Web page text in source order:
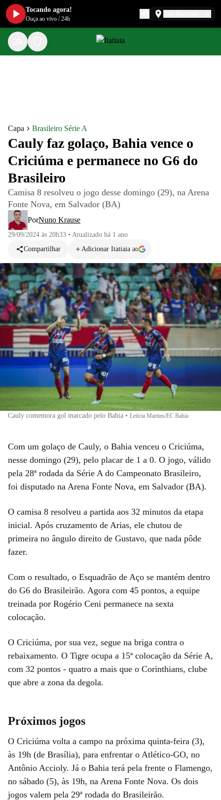
Capa Brasileiro Série A
Cauly faz golaço, Bahia vence o
Criciúma e permanece no G6 do
Brasileiro
Camisa 8 resolveu o jogo desse domingo (29), na Arena
Fonte Nova, em Salvador (BA)
PorNuno Krause
29/09/2024 às 20h33 • Atualizado há 1 ano
Compartilhar
Adicionar Itatiaia ao
Cauly comemora gol marcado pelo Bahia • Letícia Martins/EC Bahia
Com um golaço de Cauly, o Bahia venceu o Criciúma,
nesse domingo (29), pelo placar de 1 a 0. O jogo, válido
pela 28ª rodada da Série A do Campeonato Brasileiro,
foi disputado na Arena Fonte Nova, em Salvador (BA).
O camisa 8 resolveu a partida aos 32 minutos da etapa
inicial. Após cruzamento de Arias, ele chutou de
primeira no ângulo direito de Gustavo, que nada pôde
fazer.
Com o resultado, o Esquadrão de Aço se mantém dentro
do G6 do Brasileirão. Agora com 45 pontos, a equipe
treinada por Rogério Ceni permanece na sexta
colocação.
O Criciúma, por sua vez, segue na briga contra o
rebaixamento. O Tigre ocupa a 15ª colocação da Série A,
com 32 pontos - quatro a mais que o Corinthians, clube
que abre a zona da degola.
Próximos jogos
O Criciúma volta a campo na próxima quinta-feira (3),
às 19h (de Brasília), para enfrentar o Atlético-GO, no
Antônio Accioly. Já o Bahia terá pela frente o Flamengo,
no sábado (5), às 19h, na Arena Fonte Nova. Os dois
jogos valem pela 29ª rodada do Brasileirão.
Tocando agora!
Ouça ao vivo /24h